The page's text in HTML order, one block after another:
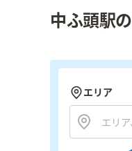
中ふ頭駅
エリア